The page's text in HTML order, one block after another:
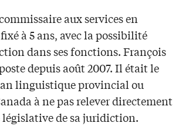
aux services en
à 5 ans, avec la possibilité
dans ses fonctions. François
depuis août 2007. Il était le
linguistique provincial ou
à ne pas relever directement
législative de sa juridiction.